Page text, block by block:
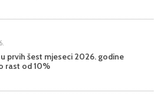
prvih šest mjeseci 2026. godine
rast od 10%